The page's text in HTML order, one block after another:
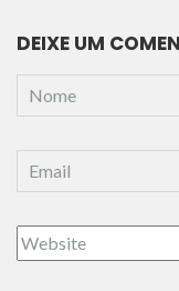
DEIXE UM